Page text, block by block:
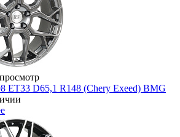
ET33 D65,1 R148 (Chery Exeed) BMG